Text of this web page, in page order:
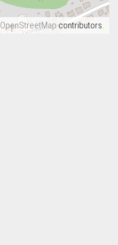
OpenStreetMapcontributors.